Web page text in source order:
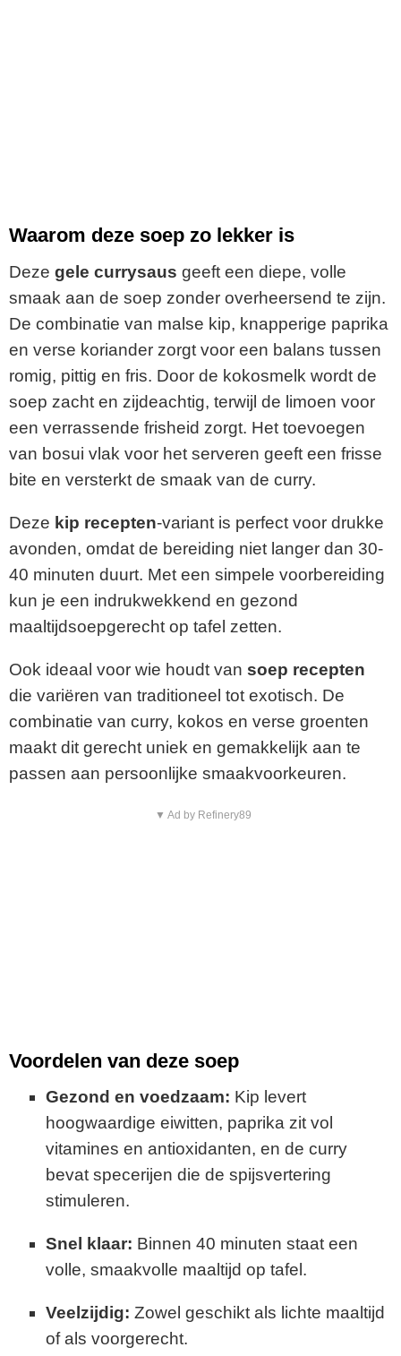
Waarom deze soep zo lekker is
Deze gele currysaus geeft een diepe, volle
smaak aan de soep zonder overheersend te zijn.
De combinatie van malse kip, knapperige paprika
en verse koriander zorgt voor een balans tussen
romig, pittig en fris. Door de kokosmelk wordt de
soep zacht en zijdeachtig, terwijl de limoen voor
een verrassende frisheid zorgt. Het toevoegen
van bosui vlak voor het serveren geeft een frisse
bite en versterkt de smaak van de curry.
Deze kip recepten-variant is perfect voor drukke
avonden, omdat de bereiding niet langer dan 30-
40 minuten duurt. Met een simpele voorbereiding
kun je een indrukwekkend en gezond
maaltijdsoepgerecht op tafel zetten.
Ook ideaal voor wie houdt van soep recepten
die variëren van traditioneel tot exotisch. De
combinatie van curry, kokos en verse groenten
maakt dit gerecht uniek en gemakkelijk aan te
passen aan persoonlijke smaakvoorkeuren.
▼ Ad by Refinery89
Voordelen van deze soep
Gezond en voedzaam: Kip levert
hoogwaardige eiwitten, paprika zit vol
vitamines en antioxidanten, en de curry
bevat specerijen die de spijsvertering
stimuleren.
Snel klaar: Binnen 40 minuten staat een
volle, smaakvolle maaltijd op tafel.
Veelzijdig: Zowel geschikt als lichte maaltijd
of als voorgerecht.